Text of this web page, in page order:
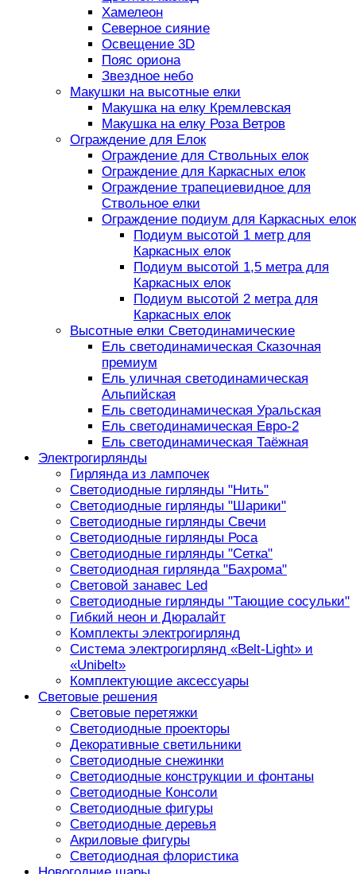
Хамелеон
Северное сияние
Освещение 3D
Пояс ориона
Звездное небо
Макушки на высотные елки
Макушка на елку Кремлевская
Макушка на елку Роза Ветров
Ограждение для Елок
Ограждение для Ствольных елок
Ограждение для Каркасных елок
Ограждение трапециевидное для
Ствольное елки
Ограждение подиум для Каркасных елок
Подиум высотой 1 метр для
Каркасных елок
Подиум высотой 1,5 метра для
Каркасных елок
Подиум высотой 2 метра для
Каркасных елок
Высотные елки Светодинамические
Ель светодинамическая Сказочная
премиум
Ель уличная светодинамическая
Альпийская
Ель светодинамическая Уральская
Ель светодинамическая Евро-2
Ель светодинамическая Таёжная
Электрогирлянды
Гирлянда из лампочек
Светодиодные гирлянды "Нить"
Светодиодные гирлянды "Шарики"
Светодиодные гирлянды Свечи
Светодиодные гирлянды Роса
Светодиодные гирлянды "Сетка"
Светодиодная гирлянда "Бахрома"
Световой занавес Led
Светодиодные гирлянды "Тающие сосульки"
Гибкий неон и Дюралайт
Комплекты электрогирлянд
Система электрогирлянд «Belt-Light» и
«Unibelt»
Комплектующие аксессуары
Световые решения
Световые перетяжки
Светодиодные проекторы
Декоративные светильники
Светодиодные снежинки
Светодиодные конструкции и фонтаны
Светодиодные Консоли
Светодиодные фигуры
Светодиодные деревья
Акриловые фигуры
Светодиодная флористика